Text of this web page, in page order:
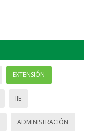
EXTENSIÓN
IIE
ADMINISTRACIÓN